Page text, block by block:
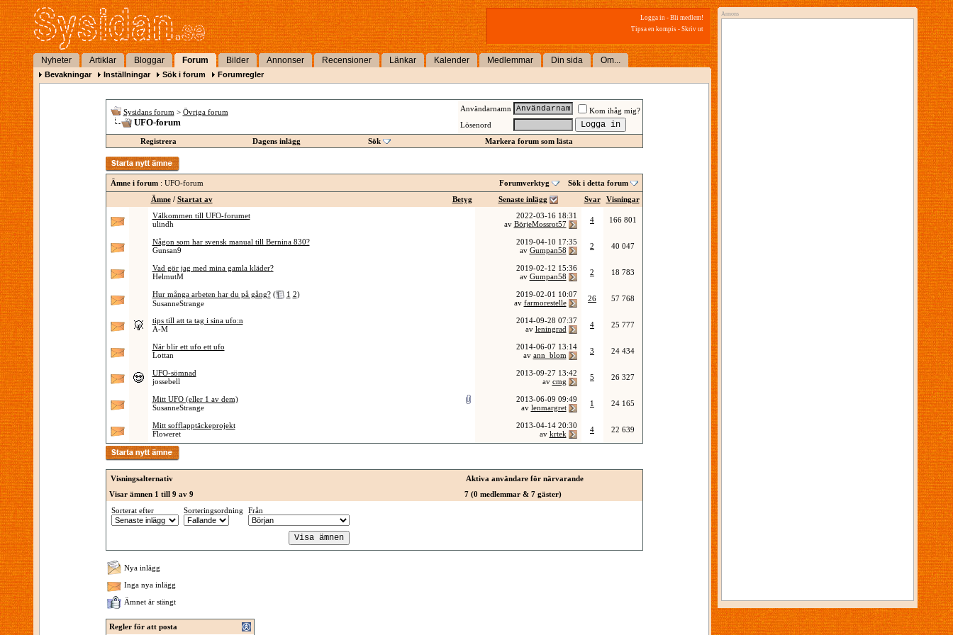
Logga in - Bli medlem!
Tipsa en kompis - Skriv ut
Nyheter Artiklar Bloggar Forum Bilder Annonser Recensioner Länkar Kalender Medlemmar Din sida Om...
Bevakningar Inställningar Sök i forum Forumregler
Sysidans forum > Övriga forum
UFO-forum
Användarnamn
Kom ihåg mig?
Lösenord
Registrera
Dagens inlägg Sök Markera forum som lästa
Ämne i forum: UFO-forum Forumverktyg
Sök i detta forum
Betyg
Ämne/ Startat av Senaste inlägg Svar
Visningar
Välkommen till UFO-forumet
ulindh
2022-03-16 18:31
av BörjeMossrot57 4 166 801
Någon som har svensk manual till Bernina 830?
Gunsan9
2019-04-10 17:35
av Gumpan58 2 40 047
Vad gör jag med mina gamla kläder?
HelmutM
2019-02-12 15:36
av Gumpan58 2 18 783
Hur många arbeten har du på gång? ( 1 2)
SusanneStrange
2019-02-01 10:07
av farmorestelle 26 57 768
tips till att ta tag i sina ufo:n
A-M
2014-09-28 07:37
av leningrad 4 25 777
När blir ett ufo ett ufo
Lottan
2014-06-07 13:14
av ann_blom 3 24 434
UFO-sömnad
jossebell
2013-09-27 13:42
av cmg 5 26 327
Mitt UFO (eller 1 av dem)
SusanneStrange
2013-06-09 09:49
av lenmargret 1 24 165
Mitt sofflapptäckeprojekt
Floweret
2013-04-14 20:30
av krtek 4 22 639
Visningsalternativ
Aktiva användare för närvarande
Visar ämnen 1 till 9 av 9
7 (0 medlemmar & 7 gäster)
Sorterat efter
Sorteringsordning Från
Nya inlägg
Inga nya inlägg
Ämnet är stängt
Regler för att posta
Annons